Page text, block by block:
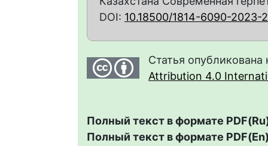
DOI: 10.18500/1814-6090-
Статья
Attribution 4.0
Полный текст в формате
Полный текст в формате